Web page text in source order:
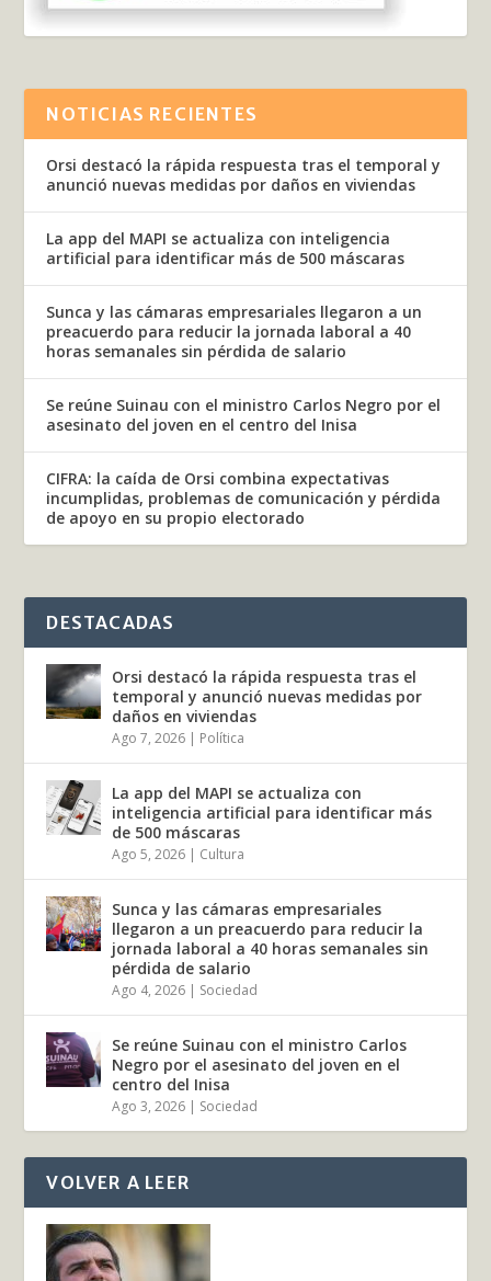
NOTICIAS RECIENTES
Orsi destacó la rápida respuesta tras el temporal y
anunció nuevas medidas por daños en viviendas
La app del MAPI se actualiza con inteligencia
artificial para identificar más de 500 máscaras
Sunca y las cámaras empresariales llegaron a un
preacuerdo para reducir la jornada laboral a 40
horas semanales sin pérdida de salario
Se reúne Suinau con el ministro Carlos Negro por el
asesinato del joven en el centro del Inisa
CIFRA: la caída de Orsi combina expectativas
incumplidas, problemas de comunicación y pérdida
de apoyo en su propio electorado
DESTACADAS
Orsi destacó la rápida respuesta tras el
temporal y anunció nuevas medidas por
daños en viviendas
Ago 7, 2026 | Política
La app del MAPI se actualiza con
inteligencia artificial para identificar más
de 500 máscaras
Ago 5, 2026 | Cultura
Sunca y las cámaras empresariales
llegaron a un preacuerdo para reducir la
jornada laboral a 40 horas semanales sin
pérdida de salario
Ago 4, 2026 | Sociedad
Se reúne Suinau con el ministro Carlos
Negro por el asesinato del joven en el
centro del Inisa
Ago 3, 2026 | Sociedad
VOLVER A LEER